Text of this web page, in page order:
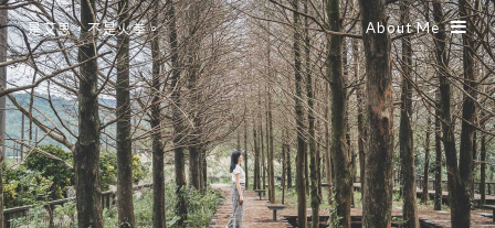
是艾思，不是火拳。 About Me